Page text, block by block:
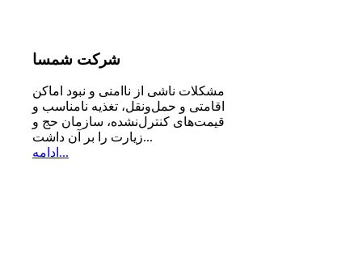
شرکت شمسا
مشكلات ناشی از ناامنی و نبود اماكن
اقامتی و حمل‌ونقل، تغذیه‌ نامناسب و
قیمت‌های كنترل‌نشده، سازمان حج و
زیارت را بر آن داشت...
ادامه...